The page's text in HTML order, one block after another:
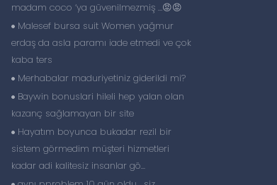
madam coco ‘ya güvenilmezmiş …😡😡
Malesef bursa suit Women yağmur
erdaş da asla paramı iade etmedi ve çok
kaba ters
Merhabalar maduriyetiniz giderildi mi?
Baywin bonuslari hileli hep yalan olan
kazanç sağlamayan bir site
Hayatım boyunca bukadar rezil bir
sistem görmedim müşteri hizmetleri
kadar adi kalitesiz insanlar gö...